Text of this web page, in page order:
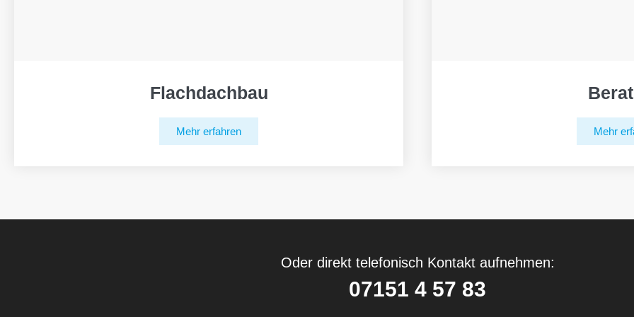
Flachdachbau
Mehr erfahren Mehr
Oder direkt telefonisch Kontakt aufnehmen:
07151 4 57 83